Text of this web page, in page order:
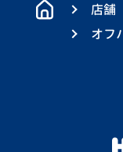
店舗
オフ